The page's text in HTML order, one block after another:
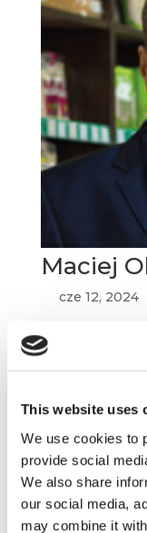
This website uses
We use cookies to
provide social
We also share
our social media,
may combine it
Maciej
cze 12, 2024
Absolwent
SGGW, PAM
własny biznes
Miody Manuka
Zarządza
polskim....